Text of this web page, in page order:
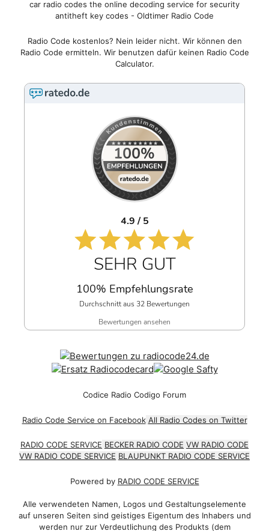
car radio codes the online decoding service for security
antitheft key codes - Oldtimer Radio Code
Radio Code kostenlos? Nein leider nicht. Wir können den
Radio Code ermitteln. Wir benutzen dafür keinen Radio Code
Calculator.
4.9 / 5
SEHR GUT
100% Empfehlungsrate
Durchschnitt aus 32 Bewertungen
Bewertungen ansehen
Codice Radio Codigo Forum
Radio Code Service on Facebook All Radio Codes on Twitter
RADIO CODE SERVICE BECKER RADIO CODE VW RADIO CODE
VW RADIO CODE SERVICE BLAUPUNKT RADIO CODE SERVICE
Powered by RADIO CODE SERVICE
Alle verwendeten Namen, Logos und Gestaltungselemente
auf unseren Seiten sind geistiges Eigentum des Inhabers und
werden nur zur Verdeutlichung des Produkts (dem